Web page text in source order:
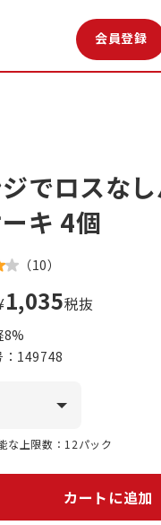
会員登録
でロスな
キ 4個
（10）
1,035税抜
8%
149748
な上限数：12パック
カートに追加